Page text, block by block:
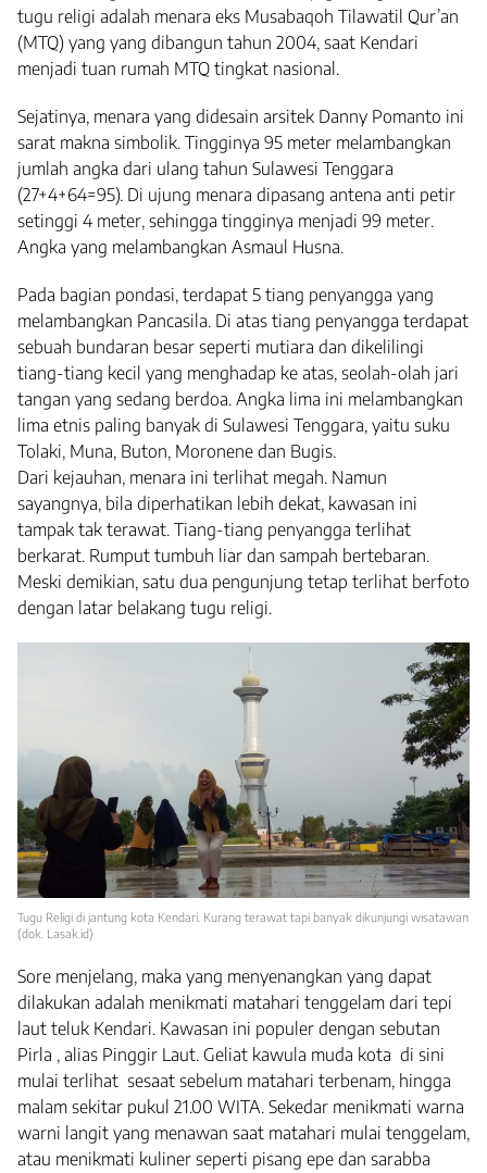
tugu religi adalah menara eks Musabaqoh Tilawatil Qur’an
(MTQ) yang yang dibangun tahun 2004, saat Kendari
menjadi tuan rumah MTQ tingkat nasional.
Sejatinya, menara yang didesain arsitek Danny Pomanto ini
sarat makna simbolik. Tingginya 95 meter melambangkan
jumlah angka dari ulang tahun Sulawesi Tenggara
(27+4+64=95). Di ujung menara dipasang antena anti petir
setinggi 4 meter, sehingga tingginya menjadi 99 meter.
Angka yang melambangkan Asmaul Husna.
Pada bagian pondasi, terdapat 5 tiang penyangga yang
melambangkan Pancasila. Di atas tiang penyangga terdapat
sebuah bundaran besar seperti mutiara dan dikelilingi
tiang-tiang kecil yang menghadap ke atas, seolah-olah jari
tangan yang sedang berdoa. Angka lima ini melambangkan
lima etnis paling banyak di Sulawesi Tenggara, yaitu suku
Tolaki, Muna, Buton, Moronene dan Bugis.
Dari kejauhan, menara ini terlihat megah. Namun
sayangnya, bila diperhatikan lebih dekat, kawasan ini
tampak tak terawat. Tiang-tiang penyangga terlihat
berkarat. Rumput tumbuh liar dan sampah bertebaran.
Meski demikian, satu dua pengunjung tetap terlihat berfoto
dengan latar belakang tugu religi.
Tugu Religi di jantung kota Kendari. Kurang terawat tapi banyak dikunjungi wisatawan
(dok. Lasak.id)
Sore menjelang, maka yang menyenangkan yang dapat
dilakukan adalah menikmati matahari tenggelam dari tepi
laut teluk Kendari. Kawasan ini populer dengan sebutan
Pirla , alias Pinggir Laut. Geliat kawula muda kota di sini
mulai terlihat sesaat sebelum matahari terbenam, hingga
malam sekitar pukul 21.00 WITA. Sekedar menikmati warna
warni langit yang menawan saat matahari mulai tenggelam,
atau menikmati kuliner seperti pisang epe dan sarabba